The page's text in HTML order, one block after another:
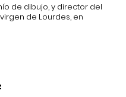
de dibujo, y director del
de Lourdes, en